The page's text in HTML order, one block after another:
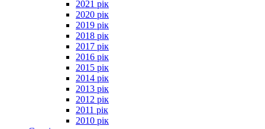
2021 рік
2020 рік
2019 рік
2018 рік
2017 рік
2016 рік
2015 рік
2014 рік
2013 рік
2012 рік
2011 рік
2010 рік